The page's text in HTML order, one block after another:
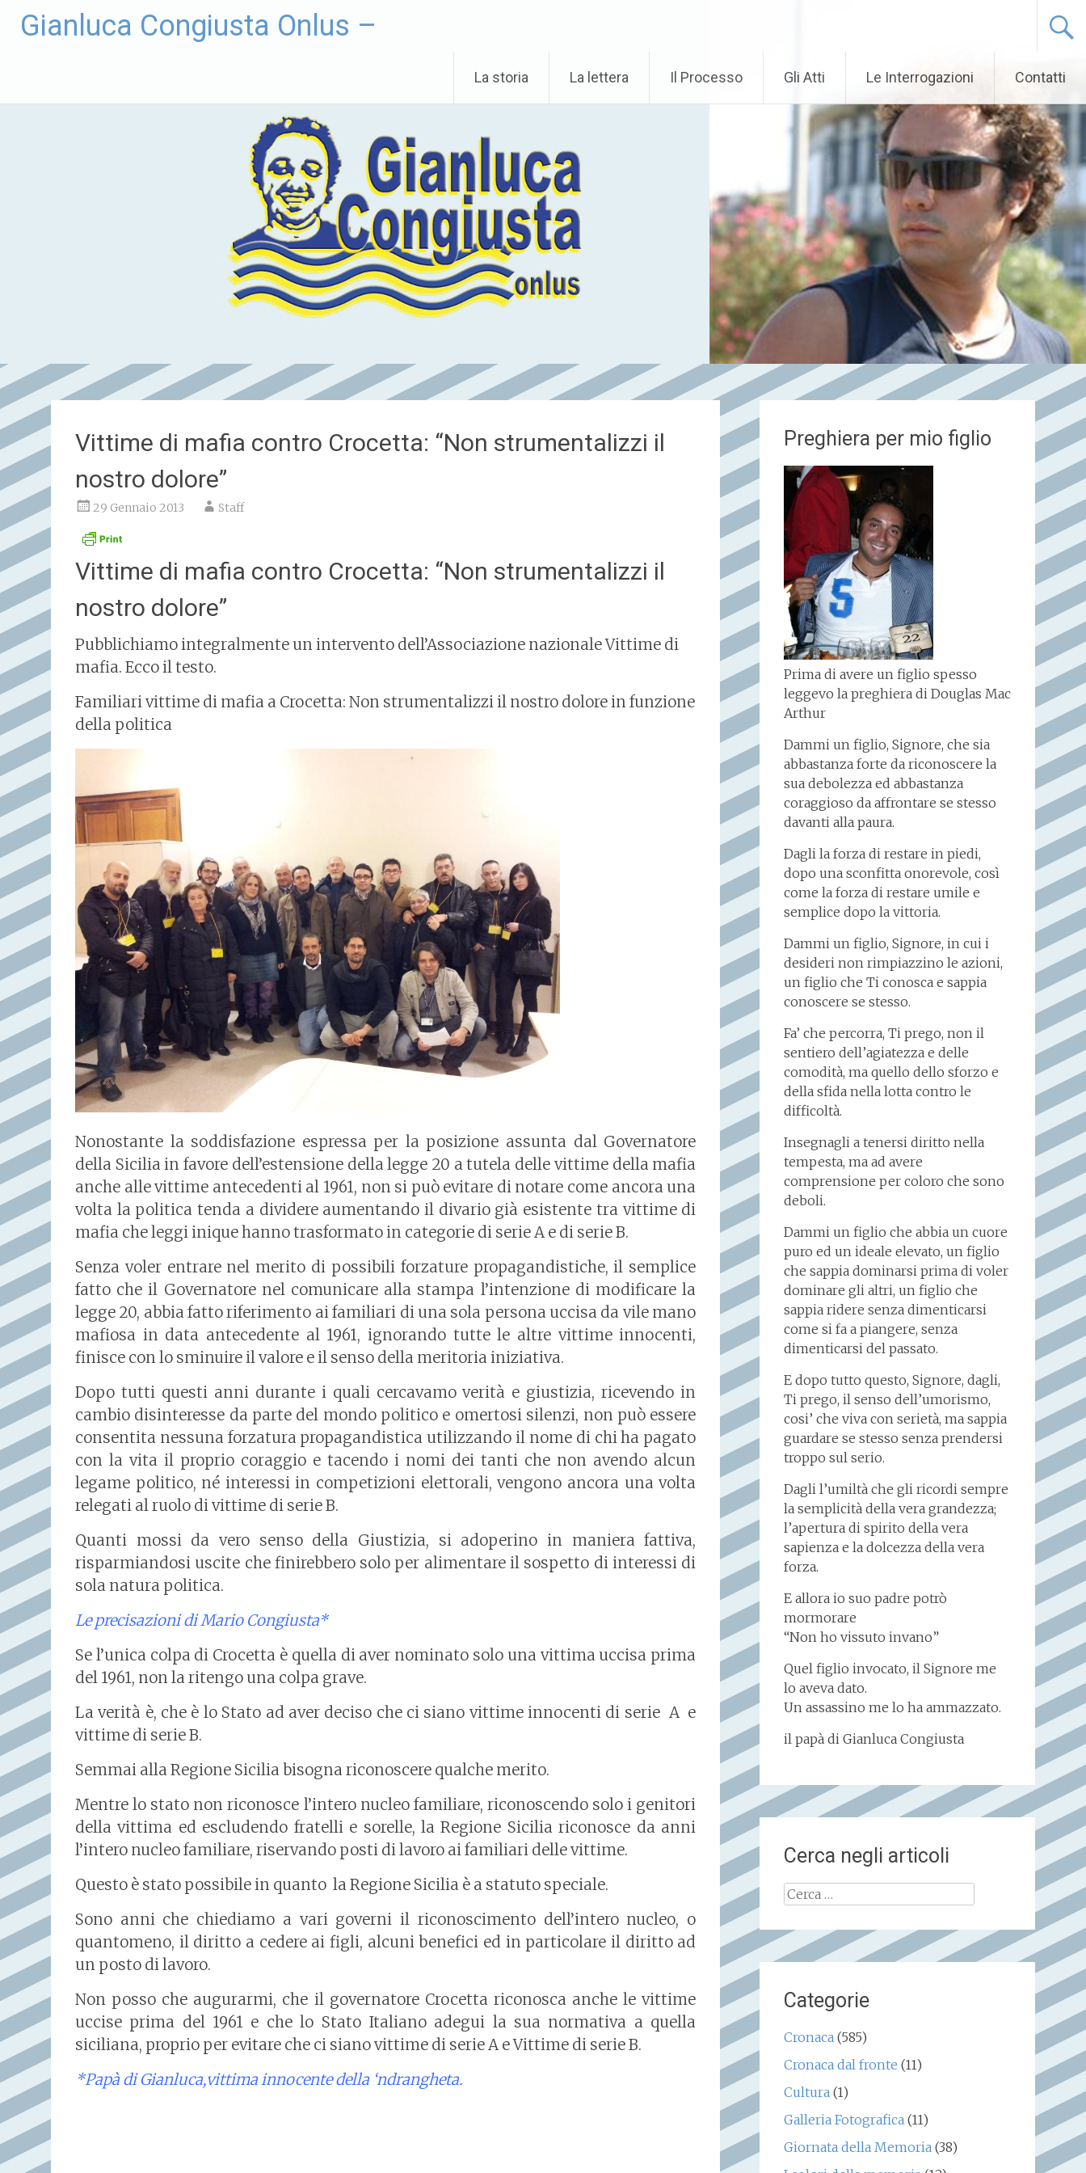
Gianluca Congiusta Onlus –
La storia La lettera Il Processo Gli Atti Le Interrogazioni Contatti
Vittime di mafia contro Crocetta: “Non strumentalizzi il
nostro dolore”
29 Gennaio 2013 Staff
Vittime di mafia contro Crocetta: “Non strumentalizzi il
nostro dolore”
Pubblichiamo integralmente un intervento dell’Associazione nazionale Vittime di
mafia. Ecco il testo.
Familiari vittime di mafia a Crocetta: Non strumentalizzi il nostro dolore in funzione
della politica
Nonostante la soddisfazione espressa per la posizione assunta dal Governatore
della Sicilia in favore dell’estensione della legge 20 a tutela delle vittime della mafia
anche alle vittime antecedenti al 1961, non si può evitare di notare come ancora una
volta la politica tenda a dividere aumentando il divario già esistente tra vittime di
mafia che leggi inique hanno trasformato in categorie di serie A e di serie B.
Senza voler entrare nel merito di possibili forzature propagandistiche, il semplice
fatto che il Governatore nel comunicare alla stampa l’intenzione di modificare la
legge 20, abbia fatto riferimento ai familiari di una sola persona uccisa da vile mano
mafiosa in data antecedente al 1961, ignorando tutte le altre vittime innocenti,
finisce con lo sminuire il valore e il senso della meritoria iniziativa.
Dopo tutti questi anni durante i quali cercavamo verità e giustizia, ricevendo in
cambio disinteresse da parte del mondo politico e omertosi silenzi, non può essere
consentita nessuna forzatura propagandistica utilizzando il nome di chi ha pagato
con la vita il proprio coraggio e tacendo i nomi dei tanti che non avendo alcun
legame politico, né interessi in competizioni elettorali, vengono ancora una volta
relegati al ruolo di vittime di serie B.
Quanti mossi da vero senso della Giustizia, si adoperino in maniera fattiva,
risparmiandosi uscite che finirebbero solo per alimentare il sospetto di interessi di
sola natura politica.
Le precisazioni di Mario Congiusta*
Se l’unica colpa di Crocetta è quella di aver nominato solo una vittima uccisa prima
del 1961, non la ritengo una colpa grave.
La verità è, che è lo Stato ad aver deciso che ci siano vittime innocenti di serie A e
vittime di serie B.
Semmai alla Regione Sicilia bisogna riconoscere qualche merito.
Mentre lo stato non riconosce l’intero nucleo familiare, riconoscendo solo i genitori
della vittima ed escludendo fratelli e sorelle, la Regione Sicilia riconosce da anni
l’intero nucleo familiare, riservando posti di lavoro ai familiari delle vittime.
Questo è stato possibile in quanto la Regione Sicilia è a statuto speciale.
Sono anni che chiediamo a vari governi il riconoscimento dell’intero nucleo, o
quantomeno, il diritto a cedere ai figli, alcuni benefici ed in particolare il diritto ad
un posto di lavoro.
Non posso che augurarmi, che il governatore Crocetta riconosca anche le vittime
uccise prima del 1961 e che lo Stato Italiano adegui la sua normativa a quella
siciliana, proprio per evitare che ci siano vittime di serie A e Vittime di serie B.
*Papà di Gianluca,vittima innocente della ‘ndrangheta.
Preghiera per mio figlio
Prima di avere un figlio spesso
leggevo la preghiera di Douglas Mac
Arthur
Dammi un figlio, Signore, che sia
abbastanza forte da riconoscere la
sua debolezza ed abbastanza
coraggioso da affrontare se stesso
davanti alla paura.
Dagli la forza di restare in piedi,
dopo una sconfitta onorevole, così
come la forza di restare umile e
semplice dopo la vittoria.
Dammi un figlio, Signore, in cui i
desideri non rimpiazzino le azioni,
un figlio che Ti conosca e sappia
conoscere se stesso.
Fa’ che percorra, Ti prego, non il
sentiero dell’agiatezza e delle
comodità, ma quello dello sforzo e
della sfida nella lotta contro le
difficoltà.
Insegnagli a tenersi diritto nella
tempesta, ma ad avere
comprensione per coloro che sono
deboli.
Dammi un figlio che abbia un cuore
puro ed un ideale elevato, un figlio
che sappia dominarsi prima di voler
dominare gli altri, un figlio che
sappia ridere senza dimenticarsi
come si fa a piangere, senza
dimenticarsi del passato.
E dopo tutto questo, Signore, dagli,
Ti prego, il senso dell’umorismo,
cosi’ che viva con serietà, ma sappia
guardare se stesso senza prendersi
troppo sul serio.
Dagli l’umiltà che gli ricordi sempre
la semplicità della vera grandezza;
l’apertura di spirito della vera
sapienza e la dolcezza della vera
forza.
E allora io suo padre potrò
mormorare
“Non ho vissuto invano”
Quel figlio invocato, il Signore me
lo aveva dato.
Un assassino me lo ha ammazzato.
il papà di Gianluca Congiusta
Cerca negli articoli
Ricerca
Categorie
Cronaca(585)
Cronaca dal fronte (11)
Cultura(1)
Galleria Fotografica(11)
Giornata della Memoria(38)